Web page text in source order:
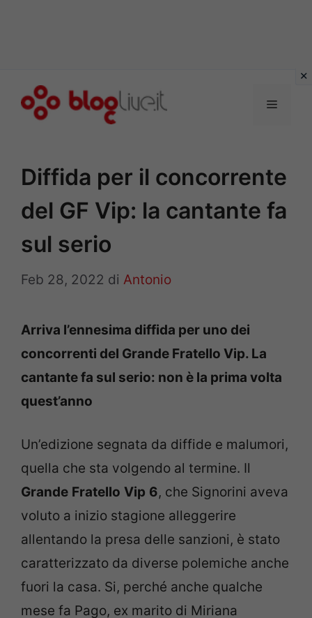
Menu
Diffida per il concorrente
del GF Vip: la cantante fa
sul serio
Feb 28, 2022 di Antonio
Arriva l’ennesima diffida per uno dei
concorrenti del Grande Fratello Vip. La
cantante fa sul serio: non è la prima volta
quest’anno
Un’edizione segnata da diffide e malumori,
quella che sta volgendo al termine. Il
Grande Fratello Vip 6, che Signorini aveva
voluto a inizio stagione alleggerire
allentando la presa delle sanzioni, è stato
caratterizzato da diverse polemiche anche
fuori la casa. Si, perché anche qualche
mese fa Pago, ex marito di Miriana